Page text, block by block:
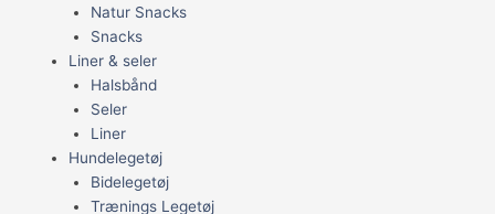
Natur Snacks
Snacks
Liner & seler
Halsbånd
Seler
Liner
Hundelegetøj
Bidelegetøj
Trænings Legetøj